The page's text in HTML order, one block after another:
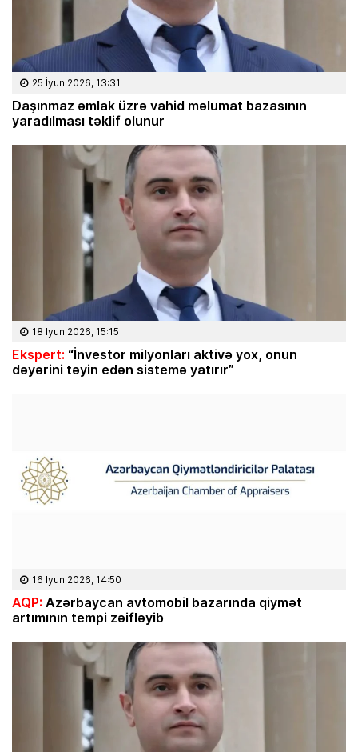
25 İyun 2026, 13:31
Daşınmaz əmlak üzrə vahid məlumat bazasının
yaradılması təklif olunur
18 İyun 2026, 15:15
Ekspert: “İnvestor milyonları aktivə yox, onun
dəyərini təyin edən sistemə yatırır”
16 İyun 2026, 14:50
AQP: Azərbaycan avtomobil bazarında qiymət
artımının tempi zəifləyib